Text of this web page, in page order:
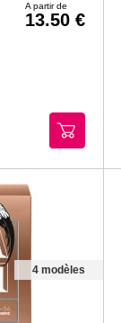
A partir de
13.50
4 modèles